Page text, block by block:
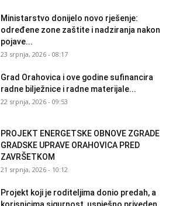
Ministarstvo donijelo novo rješenje:
određene zone zaštite i nadziranja nakon
pojave...
23 srpnja, 2026 - 08:17
Grad Orahovica i ove godine sufinancira
radne bilježnice i radne materijale...
22 srpnja, 2026 - 09:53
PROJEKT ENERGETSKE OBNOVE ZGRADE
GRADSKE UPRAVE ORAHOVICA PRED
ZAVRŠETKOM
21 srpnja, 2026 - 10:12
Projekt koji je roditeljima donio predah, a